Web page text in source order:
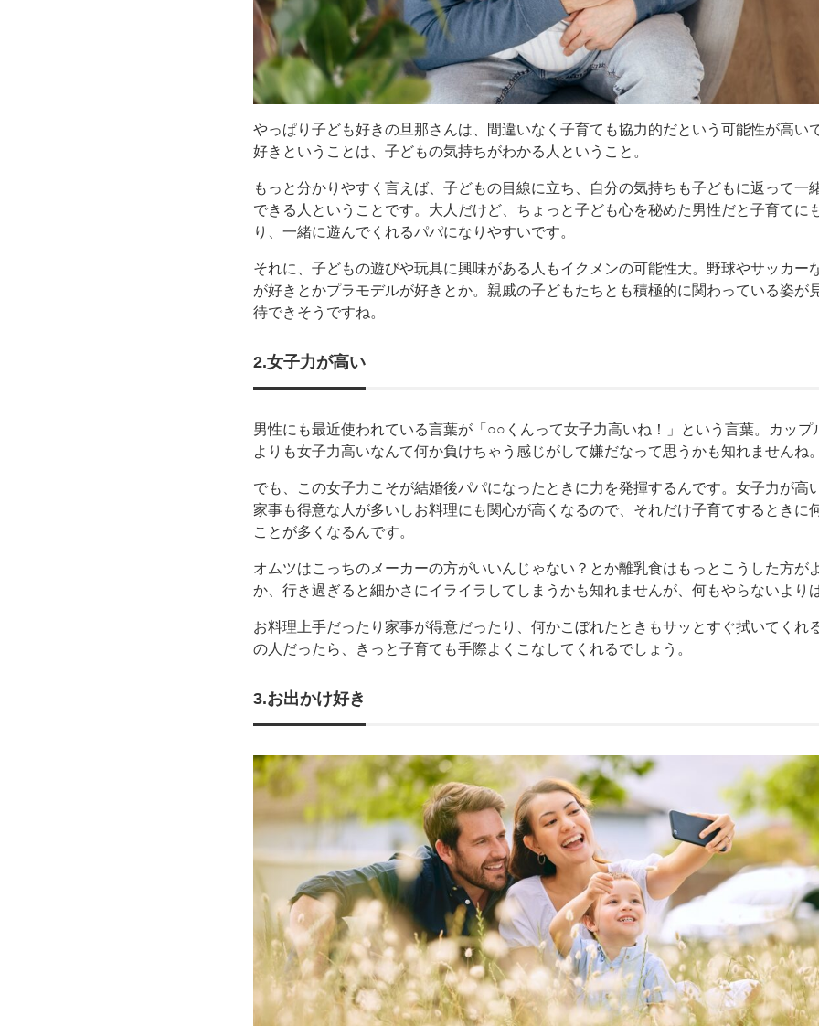
やっぱり子ども好きの旦那さんは、間違いなく子育ても協力的だという可能性が高い
好きということは、子どもの気持ちがわかる人ということ。
もっと分かりやすく言えば、子どもの目線に立ち、自分の気持ちも子どもに返って一
できる人ということです。大人だけど、ちょっと子ども心を秘めた男性だと子育てに
り、一緒に遊んでくれるパパになりやすいです。
それに、子どもの遊びや玩具に興味がある人もイクメンの可能性大。野球やサッカー
が好きとかプラモデルが好きとか。親戚の子どもたちとも積極的に関わっている姿が
待できそうですね。
2.女子力が高い
男性にも最近使われている言葉が「○○くんって女子力高いね！」という言葉。カップ
よりも女子力高いなんて何か負けちゃう感じがして嫌だなって思うかも知れませんね
でも、この女子力こそが結婚後パパになったときに力を発揮するんです。女子力が高
家事も得意な人が多いしお料理にも関心が高くなるので、それだけ子育てするときに
ことが多くなるんです。
オムツはこっちのメーカーの方がいいんじゃない？とか離乳食はもっとこうした方が
か、行き過ぎると細かさにイライラしてしまうかも知れませんが、何もやらないより
お料理上手だったり家事が得意だったり、何かこぼれたときもサッとすぐ拭いてくれ
の人だったら、きっと子育ても手際よくこなしてくれるでしょう。
3.お出かけ好き